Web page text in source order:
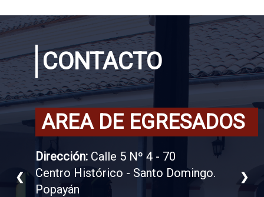
CONTACTO
AREA DE EGRESADOS
Dirección: Calle 5 Nº 4 - 70
Centro Histórico - Santo Domingo.
Popayán
❮ ❯